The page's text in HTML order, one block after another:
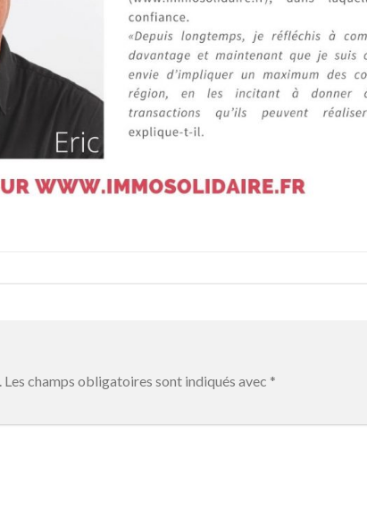
Les champs obligatoires sont indiqués avec *